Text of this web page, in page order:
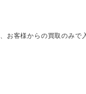
お客様からの買取のみで